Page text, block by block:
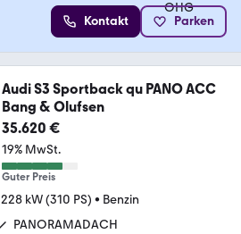
Kontakt Parken
Audi S3 Sportback qu PANO ACC
Bang & Olufsen
35.620 €
19% MwSt.
Guter Preis
228 kW (310 PS) • Benzin
PANORAMADACH